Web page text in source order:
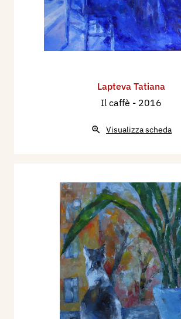
Lapteva Tatiana
Il caffè - 2016
Visualizza scheda